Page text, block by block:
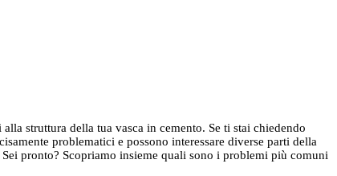
struttura della tua vasca in cemento. Se ti stai chiedendo
problematici e possono interessare diverse parti della
pronto? Scopriamo insieme quali sono i problemi più comuni